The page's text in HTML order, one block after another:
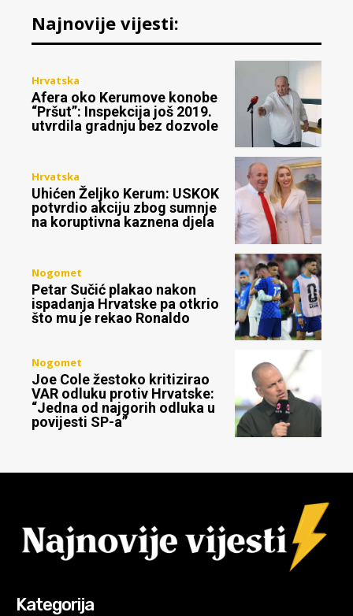
Najnovije vijesti:
Hrvatska
Afera oko Kerumove konobe
“Pršut”: Inspekcija još 2019.
utvrdila gradnju bez dozvole
Hrvatska
Uhićen Željko Kerum: USKOK
potvrdio akciju zbog sumnje
na koruptivna kaznena djela
Nogomet
Petar Sučić plakao nakon
ispadanja Hrvatske pa otkrio
što mu je rekao Ronaldo
Nogomet
Joe Cole žestoko kritizirao
VAR odluku protiv Hrvatske:
“Jedna od najgorih odluka u
povijesti SP-a”
Kategorija